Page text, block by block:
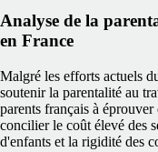
Analyse de la
en France
Malgré les efforts actuels
soutenir la parentalité au
parents français à
concilier le coût élevé des
d'enfants et la rigidité des